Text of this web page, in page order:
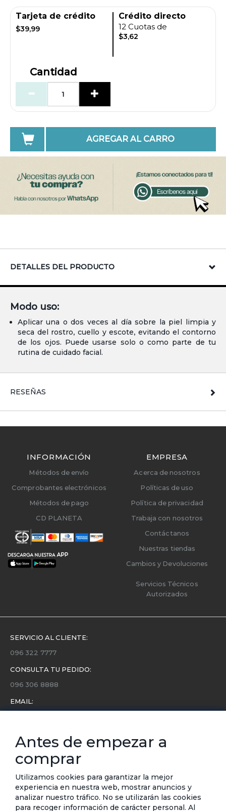
Tarjeta de crédito
$39,99
Crédito directo
12 Cuotas de
$3,62
Cantidad
AGREGAR AL CARRO
DETALLES DEL PRODUCTO
Modo uso:
Aplicar una o dos veces al día sobre la piel limpia y
seca del rostro, cuello y escote, evitando el contorno
de los ojos. Puede usarse solo o como parte de tu
rutina de cuidado facial.
RESEÑAS
INFORMACIÓN
Métodos de envío
Comprobantes electrónicos
Métodos de pago
CD PLANETA
EMPRESA
Acerca de nosotros
Políticas de uso
Política de privacidad
Trabaja con nosotros
Contáctanos
Nuestras tiendas
Cambios y Devoluciones
Servicios Técnicos
Autorizados
SERVICIO AL CLIENTE:
096 322 7777
CONSULTA TU PEDIDO:
096 306 8888
EMAIL:
Conoce toda la información sobre últimas colecciones,
eventos y ofertas.
Subscríbete a nuestro newsletter
SUSCRIBIRSE
Antes de empezar a
comprar
Utilizamos cookies para garantizar la mejor
experiencia en nuestra web, mostrar anuncios y
analizar nuestro tráfico. No se utilizarán las cookies
para recoger información de carácter personal. Al